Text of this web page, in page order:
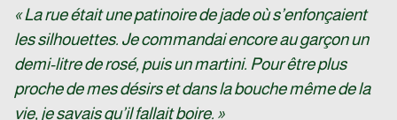
« La rue était une patinoire de jade où s’enfonçaient
les silhouettes. Je commandai encore au garçon un
demi-litre de rosé, puis un martini. Pour être plus
proche de mes désirs et dans la bouche même de la
vie, je savais qu’il fallait boire. »